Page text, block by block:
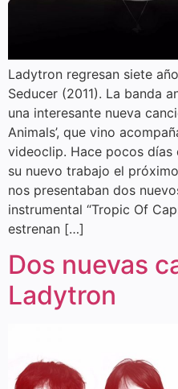
Ladytron regresan siete
Seducer (2011). La banda
una interesante nueva
Animals’, que vino
videoclip. Hace pocos días
su nuevo trabajo el
nos presentaban dos
instrumental “Tropic Of
estrenan […]
Dos nuevas
Ladytron